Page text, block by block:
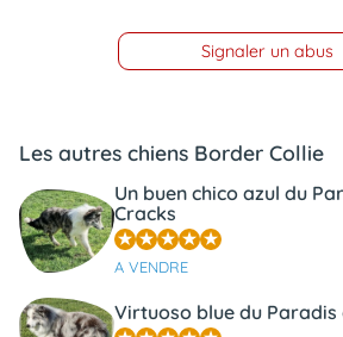
Signaler un abus
Les autres chiens Border Collie
Un buen chico azul du
Cracks
A VENDRE
Virtuoso blue du Paradis